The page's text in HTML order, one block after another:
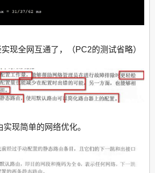
现全网互通了，（PC2的测试省略）
现简单的网络优化。